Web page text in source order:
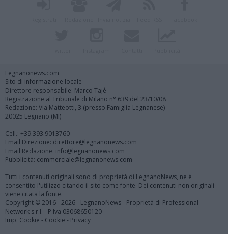
Legnanonews.com
Sito di informazione locale
Direttore responsabile: Marco Tajè
Registrazione al Tribunale di Milano n° 639 del 23/10/08
Redazione: Via Matteotti, 3 (presso Famiglia Legnanese)
20025 Legnano (MI)
Cell.: +39.393.9013760
Email Direzione: direttore@legnanonews.com
Email Redazione: info@legnanonews.com
Pubblicità: commerciale@legnanonews.com
Tutti i contenuti originali sono di proprietà di LegnanoNews, ne è
consentito l'utilizzo citando il sito come fonte. Dei contenuti non originali
viene citata la fonte.
Copyright © 2016 - 2026 - LegnanoNews - Proprietà di Professional
Network s.r.l. - P.Iva 03068650120
Imp. Cookie - Cookie - Privacy